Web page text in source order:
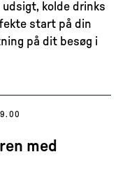
kolde drinks
start på din
på dit besøg i
med